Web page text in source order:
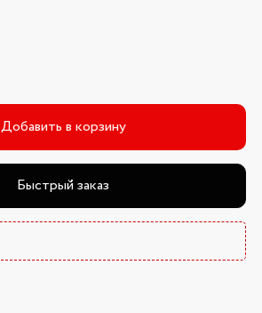
Добавить в корзину
Быстрый заказ